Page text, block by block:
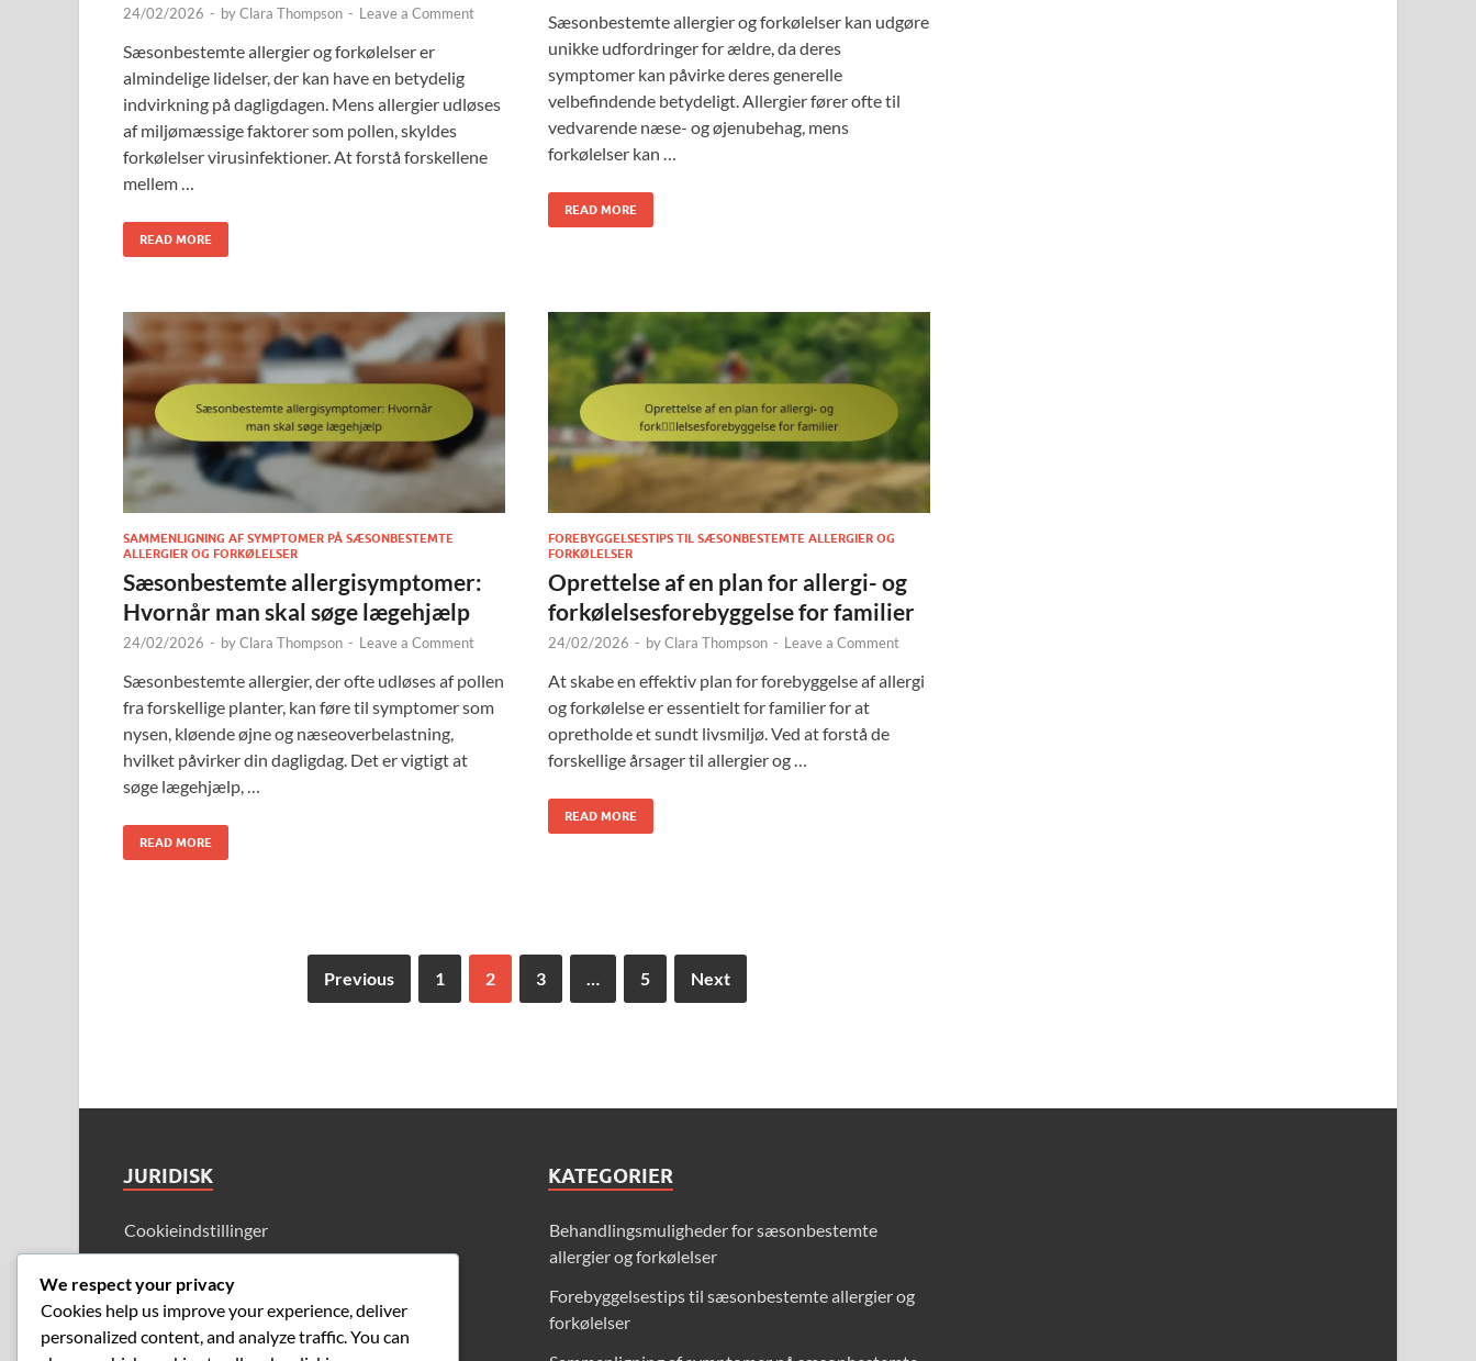
24/02/2026 - byClara Thompson - Leave a Comment
Sæsonbestemte allergier og forkølelser er
almindelige lidelser, der kan have en betydelig
indvirkning på dagligdagen. Mens allergier udløses
af miljømæssige faktorer som pollen, skyldes
forkølelser virusinfektioner. At forstå forskellene
mellem …
READ MORE
Sæsonbestemte allergier og forkølelser kan udgøre
unikke udfordringer for ældre, da deres
symptomer kan påvirke deres generelle
velbefindende betydeligt. Allergier fører ofte til
vedvarende næse- og øjenubehag, mens
forkølelser kan …
READ MORE
SAMMENLIGNING AF SYMPTOMER PÅ SÆSONBESTEMTE
ALLERGIER OG FORKØLELSER
Sæsonbestemte allergisymptomer:
Hvornår man skal søge lægehjælp
24/02/2026 - byClara Thompson - Leave a Comment
Sæsonbestemte allergier, der ofte udløses af pollen
fra forskellige planter, kan føre til symptomer som
nysen, kløende øjne og næseoverbelastning,
hvilket påvirker din dagligdag. Det er vigtigt at
søge lægehjælp, …
READ MORE
FOREBYGGELSESTIPS TIL SÆSONBESTEMTE ALLERGIER OG
FORKØLELSER
Oprettelse af en plan for allergi- og
forkølelsesforebyggelse for familier
24/02/2026 - byClara Thompson - Leave a Comment
At skabe en effektiv plan for forebyggelse af allergi
og forkølelse er essentielt for familier for at
opretholde et sundt livsmiljø. Ved at forstå de
forskellige årsager til allergier og …
READ MORE
Previous 1 2 3 … 5 Next
JURIDISK
Cookieindstillinger
Dit privatliv
Vores historie
KATEGORIER
Behandlingsmuligheder for sæsonbestemte
allergier og forkølelser
Forebyggelsestips til sæsonbestemte allergier og
forkølelser
We respect your privacy
Cookies help us improve your experience, deliver
personalized content, and analyze traffic. You can